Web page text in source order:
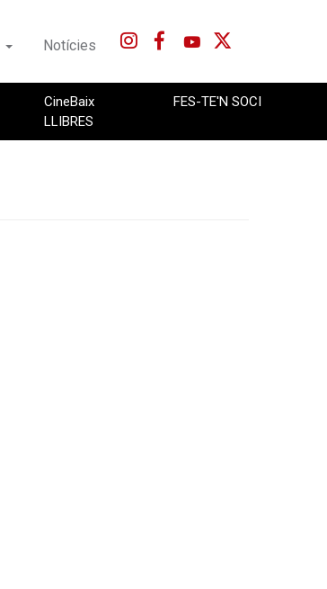
Notícies
CineBaix
LLIBRES
FES-TE'N SOCI